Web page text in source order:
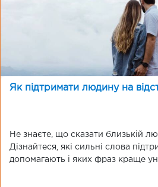
Як підтримати людину на
Не знаєте, що сказати близькій
Дізнайтеся, які сильні слова
допомагають і яких фраз краще